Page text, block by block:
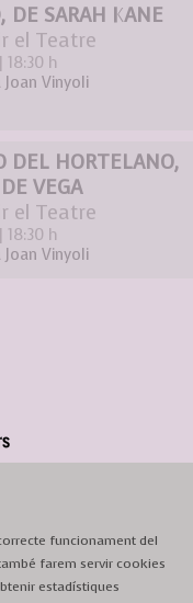
DE SARAH KANE
el Teatre
| 18:30 h
Vinyoli
DEL HORTELANO,
VEGA
el Teatre
18:30 h
Vinyoli
funcionament del
farem servir cookies
estadístiques